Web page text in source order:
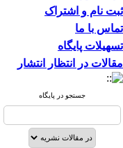
ثبت نام و اشتراک
تماس با ما
تسهیلات پایگاه
مقالات در انتظار انتشار
جستجو در پایگاه